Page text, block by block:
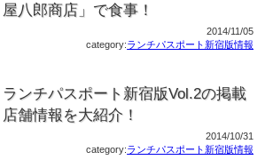
屋八郎商店」で食事！
2014/11/05
category:ランチパスポート新宿版情報
ランチパスポート新宿版Vol.2の掲載
店舗情報を大紹介！
2014/10/31
category:ランチパスポート新宿版情報